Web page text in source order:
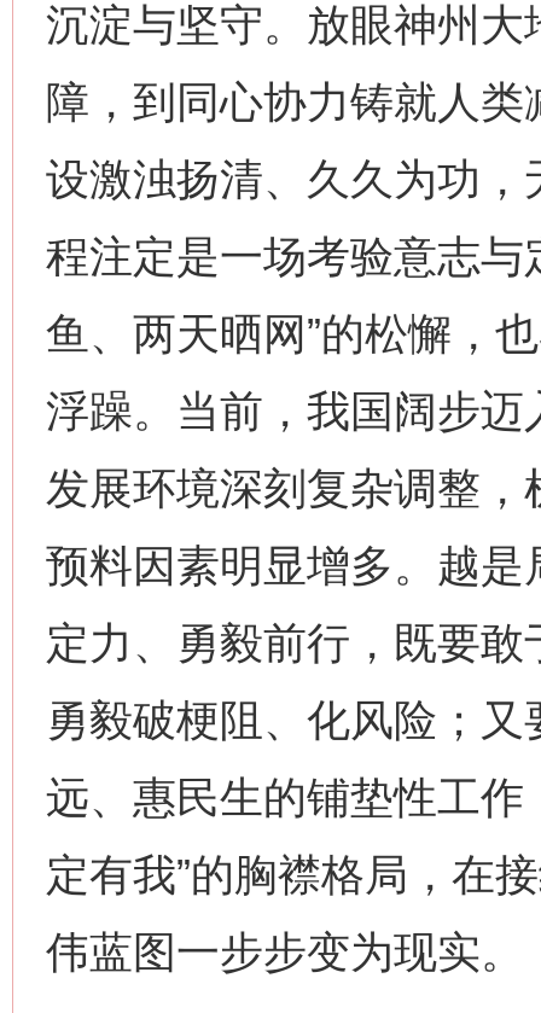
沉淀与坚守。放眼神州
障，到同心协力铸就人
设激浊扬清、久久为功
程注定是一场考验意志与
鱼、两天晒网”的松懈，
浮躁。当前，我国阔步迈
发展环境深刻复杂调整
预料因素明显增多。越
定力、勇毅前行，既要
勇毅破梗阻、化风险；
远、惠民生的铺垫性工作
定有我”的胸襟格局，在
伟蓝图一步步变为现实。